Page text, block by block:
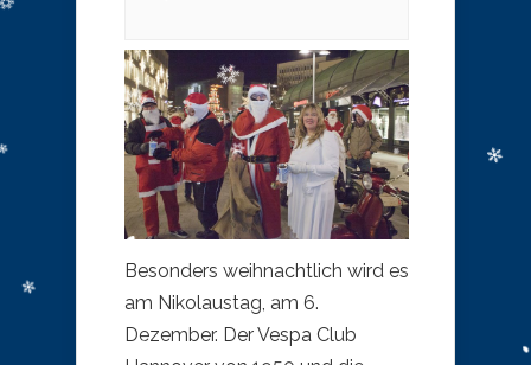
Besonders weihnachtlich wird es
am Nikolaustag, am 6.
Dezember. Der Vespa Club